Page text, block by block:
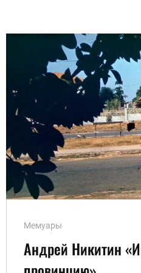
Ссылки
рубрик
Мемуары
Андрей Никитин